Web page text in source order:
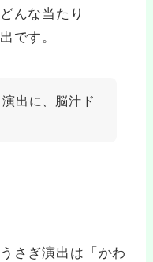
んな当たり
です。
出に、脳汁ド
さぎ演出は「かわ